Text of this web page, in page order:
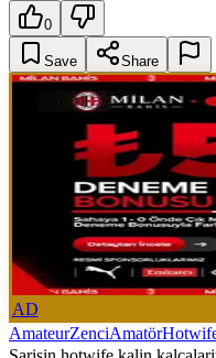
0
Save Share
AD
AmateurZenciAmatör